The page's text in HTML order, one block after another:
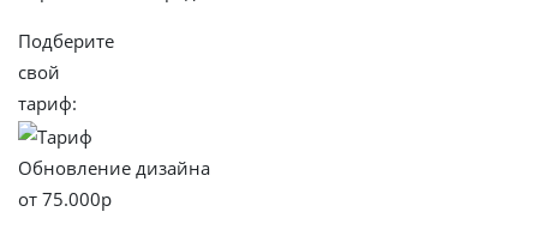
Подберите
свой
тариф:
Обновление дизайна
от 75.000р